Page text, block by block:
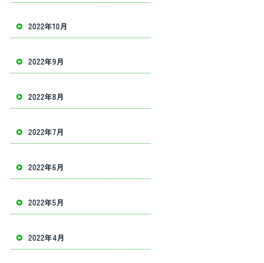
2022年10月
2022年9月
2022年8月
2022年7月
2022年6月
2022年5月
2022年4月